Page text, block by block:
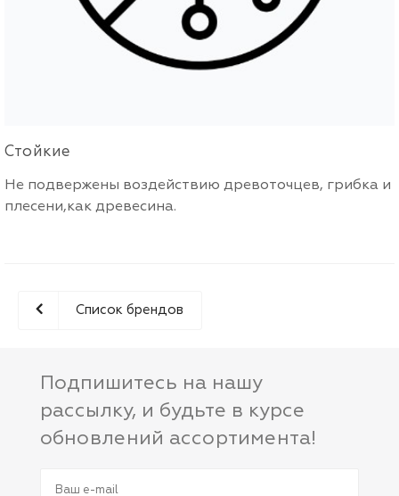
Стойкие
Не подвержены воздействию древоточцев, грибка и
плесени,как древесина.
Легкие
Прочные
Экономичные
Долговечные
Простота монтажа
Ремонтопригодны
Список брендов
Подпишитесь на нашу
рассылку, и будьте в курсе
обновлений ассортимента!